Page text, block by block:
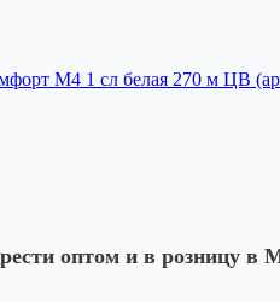
M4 1 сл белая 270 м ЦВ
оптом и в розницу